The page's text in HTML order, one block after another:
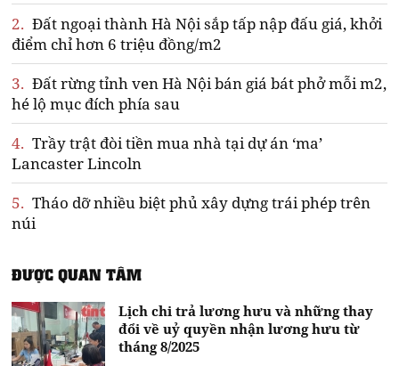
2. Đất ngoại thành Hà Nội sắp tấp nập đấu giá, khởi
điểm chỉ hơn 6 triệu đồng/m2
3. Đất rừng tỉnh ven Hà Nội bán giá bát phở mỗi m2,
hé lộ mục đích phía sau
4. Trầy trật đòi tiền mua nhà tại dự án ‘ma’
Lancaster Lincoln
5. Tháo dỡ nhiều biệt phủ xây dựng trái phép trên
núi
ĐƯỢC QUAN TÂM
Lịch chi trả lương hưu và những thay
đổi về uỷ quyền nhận lương hưu từ
tháng 8/2025